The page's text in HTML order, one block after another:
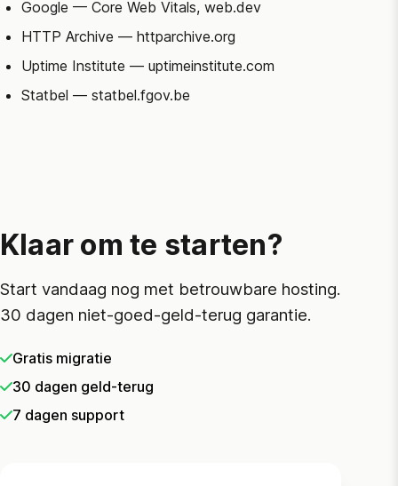
Google — Core Web Vitals, web.dev
HTTP Archive — httparchive.org
Uptime Institute — uptimeinstitute.com
Statbel — statbel.fgov.be
Klaar om te starten?
Start vandaag nog met betrouwbare hosting.
30 dagen niet-goed-geld-terug garantie.
Gratis migratie
30 dagen geld-terug
7 dagen support